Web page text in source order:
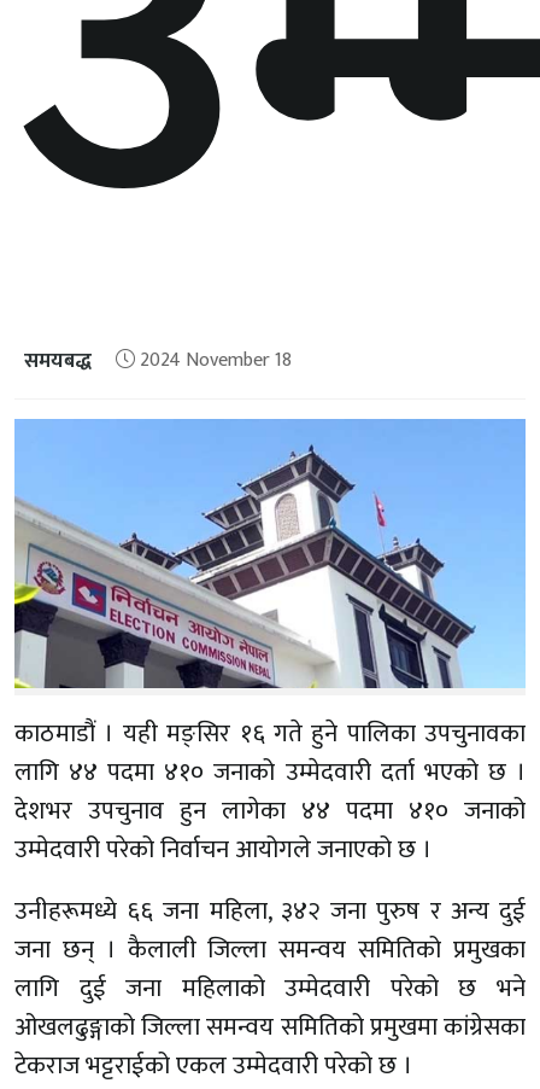
समयबद्ध 2024 November 18
काठमाडौं । यही मङ्सिर १६ गते हुने पालिका उपचुनावका
लागि ४४ पदमा ४१० जनाको उम्मेदवारी दर्ता भएको छ ।
देशभर उपचुनाव हुन लागेका ४४ पदमा ४१० जनाको
उम्मेदवारी परेको निर्वाचन आयोगले जनाएको छ ।
उनीहरूमध्ये ६६ जना महिला, ३४२ जना पुरुष र अन्य दुई
जना छन् । कैलाली जिल्ला समन्वय समितिको प्रमुखका
लागि दुई जना महिलाको उम्मेदवारी परेको छ भने
ओखलढुङ्गाको जिल्ला समन्वय समितिको प्रमुखमा कांग्रेसका
टेकराज भट्टराईको एकल उम्मेदवारी परेको छ ।